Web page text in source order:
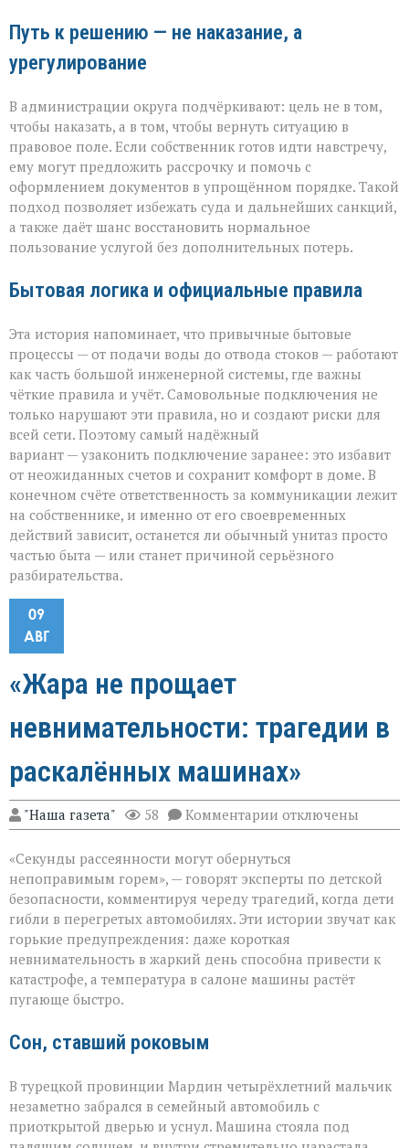
Путь к решению — не наказание, а
урегулирование
В администрации округа подчёркивают: цель не в том,
чтобы наказать, а в том, чтобы вернуть ситуацию в
правовое поле. Если собственник готов идти навстречу,
ему могут предложить рассрочку и помочь с
оформлением документов в упрощённом порядке. Такой
подход позволяет избежать суда и дальнейших санкций,
а также даёт шанс восстановить нормальное
пользование услугой без дополнительных потерь.
Бытовая логика и официальные правила
Эта история напоминает, что привычные бытовые
процессы — от подачи воды до отвода стоков — работают
как часть большой инженерной системы, где важны
чёткие правила и учёт. Самовольные подключения не
только нарушают эти правила, но и создают риски для
всей сети. Поэтому самый надёжный
вариант — узаконить подключение заранее: это избавит
от неожиданных счетов и сохранит комфорт в доме. В
конечном счёте ответственность за коммуникации лежит
на собственнике, и именно от его своевременных
действий зависит, останется ли обычный унитаз просто
частью быта — или станет причиной серьёзного
разбирательства.
09
АВГ
«Жара не прощает
невнимательности: трагедии в
раскалённых машинах»
"Наша газета" 58 Комментарии к
записи
не
прощает
невнимательности:
трагедии
в
раскалённых
машинах»
отключены
«Секунды рассеянности могут обернуться
непоправимым горем», — говорят эксперты по детской
безопасности, комментируя череду трагедий, когда дети
гибли в перегретых автомобилях. Эти истории звучат как
горькие предупреждения: даже короткая
невнимательность в жаркий день способна привести к
катастрофе, а температура в салоне машины растёт
пугающе быстро.
Сон, ставший роковым
В турецкой провинции Мардин четырёхлетний мальчик
незаметно забрался в семейный автомобиль с
приоткрытой дверью и уснул. Машина стояла под